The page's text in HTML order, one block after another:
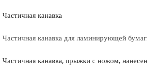
Частичная канавка
Частичная канавка для ламинирующей
Частичная канавка, прыжки с ножом,